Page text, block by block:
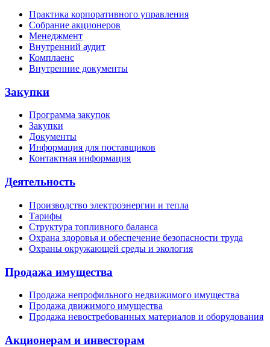
Практика корпоративного управления
Собрание акционеров
Менеджмент
Внутренний аудит
Комплаенс
Внутренние документы
Закупки
Программа закупок
Закупки
Документы
Информация для поставщиков
Контактная информация
Деятельность
Производство электроэнергии и тепла
Тарифы
Структура топливного баланса
Охрана здоровья и обеспечение безопасности труда
Охраны окружающей среды и экология
Продажа имущества
Продажа непрофильного недвижимого имущества
Продажа движимого имущества
Продажа невостребованных материалов и оборудования
Акционерам и инвесторам